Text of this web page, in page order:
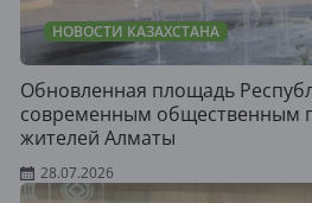
НОВОСТИ КАЗАХСТАНА
Обновленная площадь
современным общественным
жителей Алматы
28.07.2026